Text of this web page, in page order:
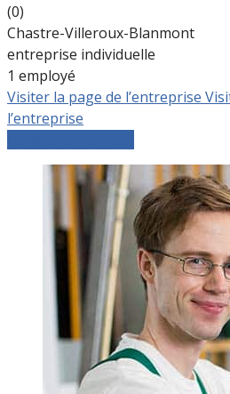
(0)
Chastre-Villeroux-Blanmont
entreprise individuelle
1 employé
Visiter la page de l’entreprise
l’entreprise